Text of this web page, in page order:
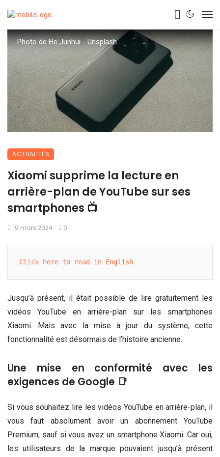
Photo deHe Junhui-Unsplash
ACTUALITÉS
Xiaomi supprime la lecture en
arrière-plan de YouTube sur ses
smartphones 📺
19 mars 2024 0
Click here to read in English
Jusqu’à présent, il était possible de lire gratuitement les
vidéos YouTube en arrière-plan sur les smartphones
Xiaomi. Mais avec la mise à jour du système, cette
fonctionnalité est désormais de l’histoire ancienne.
Une mise en conformité avec les
exigences de Google 📑
Si vous souhaitez lire les vidéos YouTube en arrière-plan, il
vous faut absolument avoir un abonnement YouTube
Premium, sauf si vous avez un smartphone Xiaomi. Car oui,
les utilisateurs de la marque pouvaient jusqu’à présent